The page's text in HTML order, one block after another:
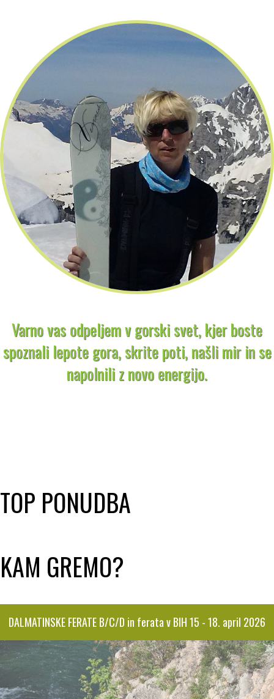
Varno vas odpeljem v gorski svet, kjer boste
spoznali lepote gora, skrite poti, našli mir in se
napolnili z novo energijo.
TOP PONUDBA
KAM GREMO?
DALMATINSKE FERATE B/C/D in ferata v BIH 15 - 18. april 2026